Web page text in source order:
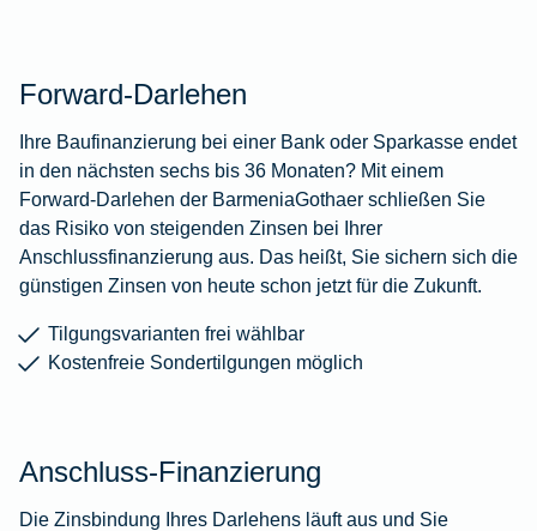
Forward-Darlehen
Ihre Baufinanzierung bei einer Bank oder Sparkasse endet
in den nächsten sechs bis 36 Monaten? Mit einem
Forward-Darlehen der BarmeniaGothaer schließen Sie
das Risiko von steigenden Zinsen bei Ihrer
Anschlussfinanzierung aus. Das heißt, Sie sichern sich die
günstigen Zinsen von heute schon jetzt für die Zukunft.
Tilgungsvarianten frei wählbar
Kostenfreie Sondertilgungen möglich
Anschluss-Finanzierung
Die Zinsbindung Ihres Darlehens läuft aus und Sie